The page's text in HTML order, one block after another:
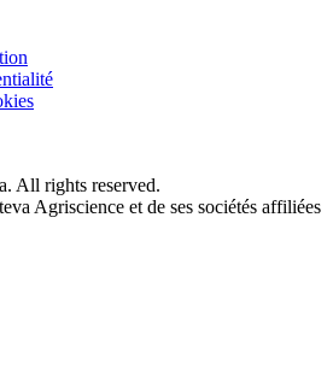
All rights reserved.
Agriscience et de ses sociétés affiliées